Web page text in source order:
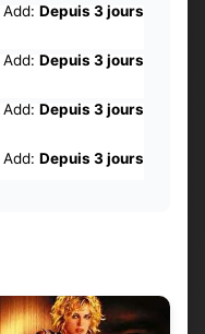
Add: Depuis 3 jours
Add: Depuis 3 jours
Add: Depuis 3 jours
Add: Depuis 3 jours